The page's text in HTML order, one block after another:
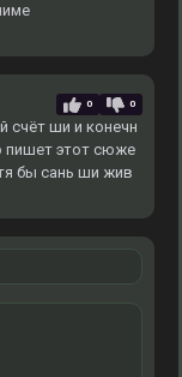
0 0
счёт ши и конечн
пишет этот сюже
бы сань ши жив